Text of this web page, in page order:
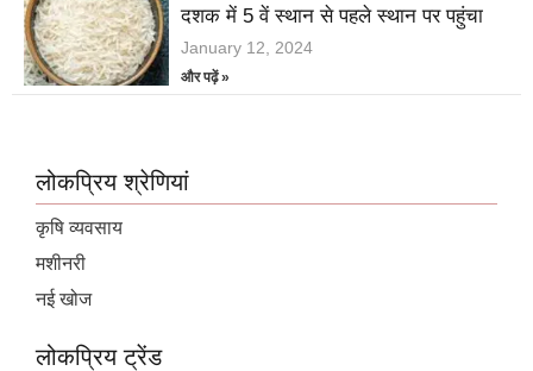
दशक में 5 वें स्थान से पहले स्थान पर पहुंचा
January 12, 2024
और पढ़ें »
लोकप्रिय श्रेणियां
कृषि व्यवसाय
मशीनरी
नई खोज
लोकप्रिय ट्रेंड